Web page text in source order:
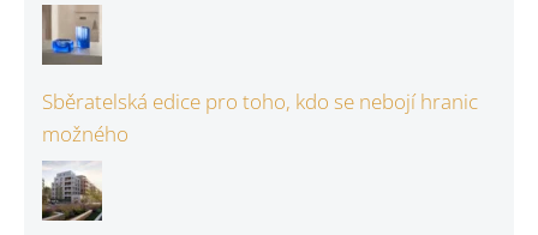
Sběratelská edice pro toho, kdo se nebojí hranic
možného